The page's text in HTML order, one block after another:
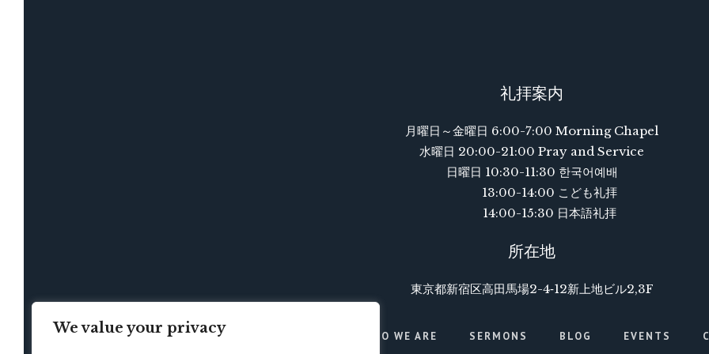
We value your privacy
礼拝案内
月曜日～金曜日 6:00-7:00 Morning Chapel
水曜日 20:00-21:00 Pray and Service
日曜日 10:30-11:30 한국어예배
13:00-14:00 こども礼拝
14:00-15:30 日本語礼拝
所在地
東京都新宿区高田馬場2-4‐12新上地ビル2,3F
WHO WE ARE SERMONS BLOG EVENTS